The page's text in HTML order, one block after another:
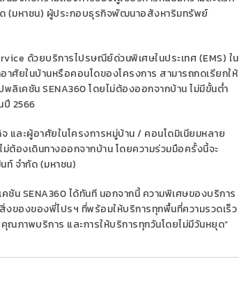
(มหาชน) ผู้ประกอบธุรกิจพัฒนาอสังหาริมทรัพย์
ด้วยบริการไปรษณีย์ด่วนพิเศษในประเทศ(EMS) ใน
าศัยในบ้านหรือคอนโดของโครงการ สามารถกดเรียกให้
พลิเคชันSENA360โดยไม่ต้องออกจากบ้านไม่มีขั้นต่ำ
ปี 2566
และผู้อาศัยในโครงการหมู่บ้าน / คอนโดมิเนียมหลาย
ม่ต้องเดินทางออกจากบ้านโดยความร่วมมือครั้งนี้จะ
ท์จำกัด (มหาชน)
คชันSENA360ได้ทันที นอกจากนี้ ความพิเศษของบริการ
งของของพี่ไปรฯ ที่พร้อมให้บริการทุกพื้นที่ความรวดเร็ว
ณภาพบริการ และการให้บริการทุกวันโดยไม่มีวันหยุด”